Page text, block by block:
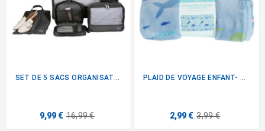
SET DE 5 SACS ORGANISATEURS...
9,99 € 16,99 €
PLAID DE VOYAGE ENFANT- GARCON
2,99 € 3,99 €